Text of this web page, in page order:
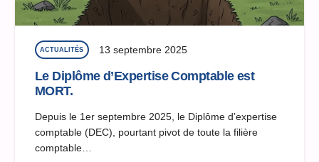
ACTUALITÉS 13 septembre 2025
Le Diplôme d’Expertise Comptable est
MORT.
Depuis le 1er septembre 2025, le Diplôme d’expertise
comptable (DEC), pourtant pivot de toute la filière
comptable…